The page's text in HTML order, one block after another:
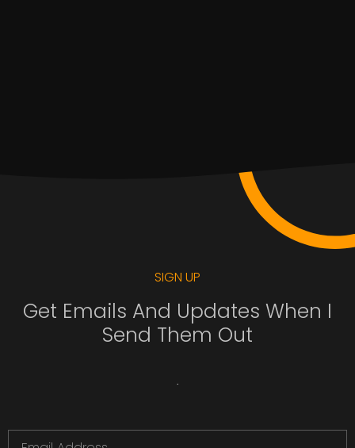
SIGN UP
Get Emails And Updates When I
Send Them Out
.